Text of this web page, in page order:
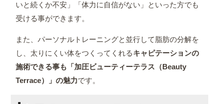
いと続くか不安」「体力に自信がない」といった方でも
受ける事ができます。
また、パーソナルトレーニングと並行して脂肪の分解を
し、太りにくい体をつくってくれるキャピテーションの
施術できる事も「加圧ビューティーテラス（Beauty
Terrace）」の魅力です。